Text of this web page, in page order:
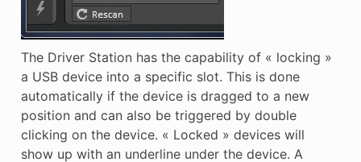
The Driver Station has the capability of « locking »
a USB device into a specific slot. This is done
automatically if the device is dragged to a new
position and can also be triggered by double
clicking on the device. « Locked » devices will
show up with an underline under the device. A